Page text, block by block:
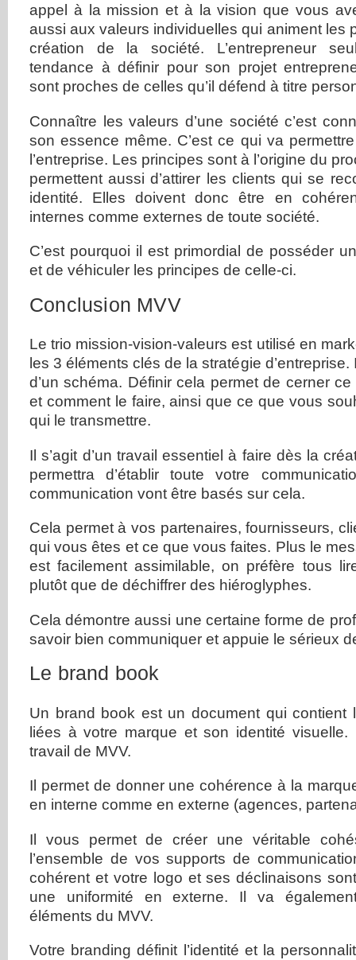
appel à la mission et à la vision que vous
aussi aux valeurs individuelles qui animent les
création de la société. L’entrepreneur
tendance à définir pour son projet
sont proches de celles qu’il défend à titre
Connaître les valeurs d’une société c’est
son essence même. C’est ce qui va permettre
l’entreprise. Les principes sont à l’origine du
permettent aussi d’attirer les clients qui se
identité. Elles doivent donc être en
internes comme externes de toute société.
C’est pourquoi il est primordial de posséder
et de véhiculer les principes de celle-ci.
Conclusion MVV
Le trio mission-vision-valeurs est utilisé en
les 3 éléments clés de la stratégie d’entreprise.
d’un schéma. Définir cela permet de cerner
et comment le faire, ainsi que ce que vous
qui le transmettre.
Il s’agit d’un travail essentiel à faire dès la
permettra d’établir toute votre
communication vont être basés sur cela.
Cela permet à vos partenaires, fournisseurs,
qui vous êtes et ce que vous faites. Plus le
est facilement assimilable, on préfère tous
plutôt que de déchiffrer des hiéroglyphes.
Cela démontre aussi une certaine forme de
savoir bien communiquer et appuie le sérieux
Le brand book
Un brand book est un document qui contient
liées à votre marque et son identité
travail de MVV.
Il permet de donner une cohérence à la
en interne comme en externe (agences,
Il vous permet de créer une véritable
l’ensemble de vos supports de
cohérent et votre logo et ses déclinaisons
une uniformité en externe. Il va
éléments du MVV.
Votre branding définit l’identité et la